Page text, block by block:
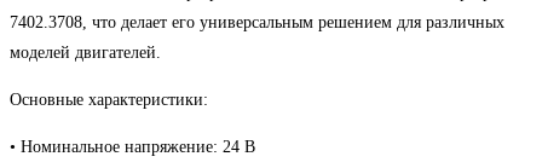
7402.3708, что делает его универсальным решением для различных
моделей двигателей.
Основные характеристики:
• Номинальное напряжение: 24 В